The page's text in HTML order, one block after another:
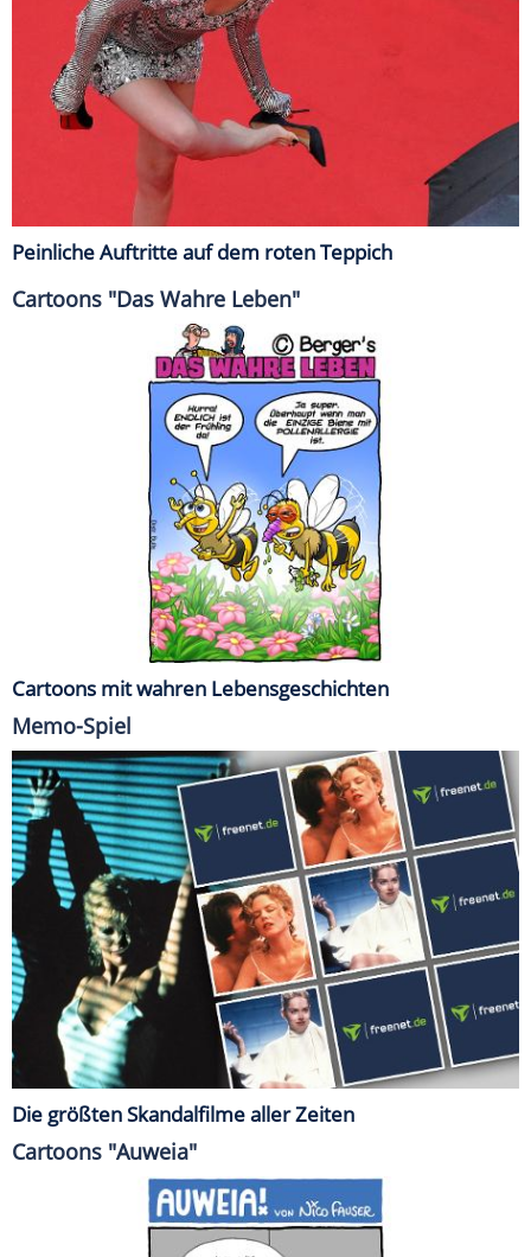
Peinliche Auftritte auf dem roten Teppich
Cartoons "Das Wahre Leben"
Cartoons mit wahren Lebensgeschichten
Memo-Spiel
Die größten Skandalfilme aller Zeiten
Cartoons "Auweia"